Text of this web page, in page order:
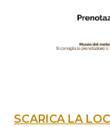
SCARICA LA